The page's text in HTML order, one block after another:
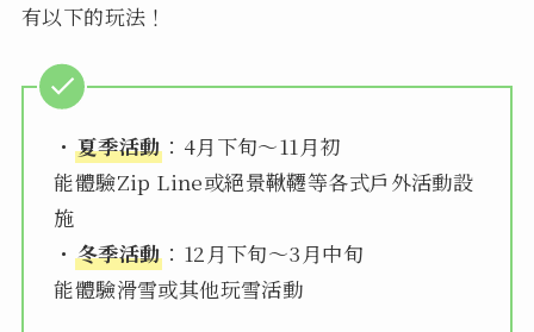
有以下的玩法！
・ 夏季活動 ：4月下旬～11月初
能體驗Zip Line或絕景鞦韆等各式戶外活動設
施
・ 冬季活動 ：12月下旬～3月中旬
能體驗滑雪或其他玩雪活動